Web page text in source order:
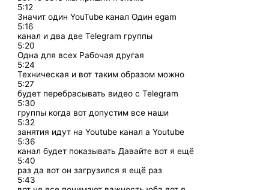
5:12
Значит один YouTube канал Один egam
5:16
канал и два две Telegram группы
5:20
Одна для всех Рабочая другая
5:24
Техническая и вот таким образом можно
5:27
будет перебрасывать видео с Telegram
5:30
группы когда вот допустим все наши
5:32
занятия идут на Youtube канал а Youtube
5:36
канал будет показывать Давайте вот я ещё
5:40
раз да вот он загрузился я ещё раз
5:43